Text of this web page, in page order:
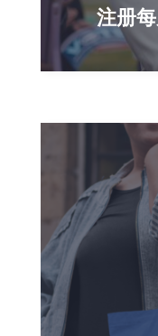
注册